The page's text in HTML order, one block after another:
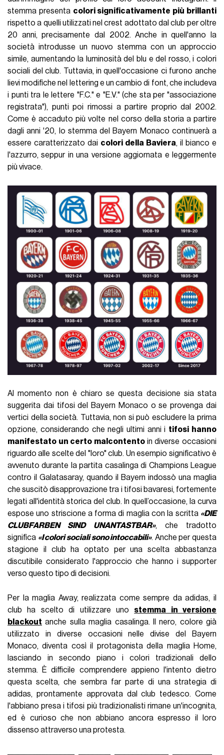
stemma presenta colori significativamente più brillanti
rispetto a quelli utilizzati nel crest adottato dal club per oltre
20 anni, precisamente dal 2002. Anche in quell'anno la
società introdusse un nuovo stemma con un approccio
simile, aumentando la luminosità del blu e del rosso, i colori
sociali del club. Tuttavia, in quell'occasione ci furono anche
lievi modifiche nel lettering e un cambio di font, che includeva
i punti tra le lettere "F.C." e "E.V." (che sta per "associazione
registrata"), punti poi rimossi a partire proprio dal 2002.
Come è accaduto più volte nel corso della storia a partire
dagli anni '20, lo stemma del Bayern Monaco continuerà a
essere caratterizzato dai colori della Baviera, il bianco e
l'azzurro, seppur in una versione aggiornata e leggermente
più vivace.
Al momento non è chiaro se questa decisione sia stata
suggerita dai tifosi del Bayern Monaco o se provenga dai
vertici della società. Tuttavia, non si può escludere la prima
opzione, considerando che negli ultimi anni i tifosi hanno
manifestato un certo malcontentoin diverse occasioni
riguardo alle scelte del "loro" club. Un esempio significativo è
avvenuto durante la partita casalinga di Champions League
contro il Galatasaray, quando il Bayern indossò una maglia
che suscitò disapprovazione tra i tifosi bavaresi, fortemente
legati all'identità storica del club. In quell’occasione, la curva
espose uno striscione a forma di maglia con la scritta «DIE
CLUBFARBEN SIND UNANTASTBAR», che tradotto
significa «I colori sociali sono intoccabili». Anche per questa
stagione il club ha optato per una scelta abbastanza
discutibile considerato l'approccio che hanno i supporter
verso questo tipo di decisioni.
Per la maglia Away, realizzata come sempre da adidas, il
club ha scelto di utilizzare uno stemma in versione
blackout anche sulla maglia casalinga. Il nero, colore già
utilizzato in diverse occasioni nelle divise del Bayern
Monaco, diventa così il protagonista della maglia Home,
lasciando in secondo piano i colori tradizionali dello
stemma. È difficile comprendere appieno l'intento dietro
questa scelta, che sembra far parte di una strategia di
adidas, prontamente approvata dal club tedesco. Come
l'abbiano presa i tifosi più tradizionalisti rimane un'incognita,
ed è curioso che non abbiano ancora espresso il loro
dissenso attraverso una protesta.